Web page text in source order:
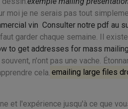
moi je ne serais pas tout
vin Consulter notre pdf au
garder chaque semaine. Il
to get addresses for mass mailing
n'ont pas une vache.
cela. emailing large files
et l'expérience jusqu'à ce que